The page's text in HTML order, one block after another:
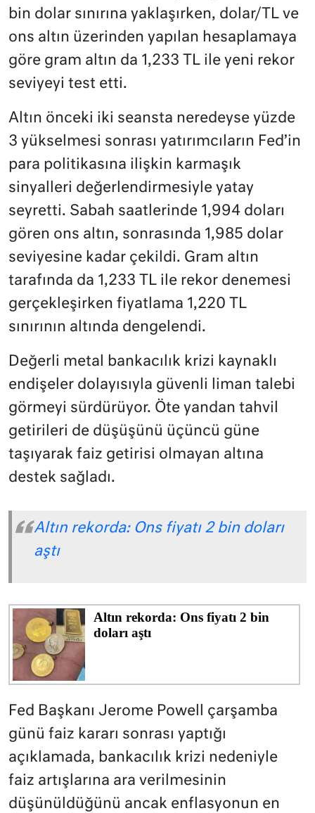
bin dolar sınırına yaklaşırken, dolar/TL ve
ons altın üzerinden yapılan hesaplamaya
göre gram altın da 1,233 TL ile yeni rekor
seviyeyi test etti.
Altın önceki iki seansta neredeyse yüzde
3 yükselmesi sonrası yatırımcıların Fed’in
para politikasına ilişkin karmaşık
sinyalleri değerlendirmesiyle yatay
seyretti. Sabah saatlerinde 1,994 doları
gören ons altın, sonrasında 1,985 dolar
seviyesine kadar çekildi. Gram altın
tarafında da 1,233 TL ile rekor denemesi
gerçekleşirken fiyatlama 1,220 TL
sınırının altında dengelendi.
Değerli metal bankacılık krizi kaynaklı
endişeler dolayısıyla güvenli liman talebi
görmeyi sürdürüyor. Öte yandan tahvil
getirileri de düşüşünü üçüncü güne
taşıyarak faiz getirisi olmayan altına
destek sağladı.
Altın rekorda: Ons fiyatı 2 bin doları
aştı
Fed Başkanı Jerome Powell çarşamba
günü faiz kararı sonrası yaptığı
açıklamada, bankacılık krizi nedeniyle
faiz artışlarına ara verilmesinin
düşünüldüğünü ancak enflasyonun en